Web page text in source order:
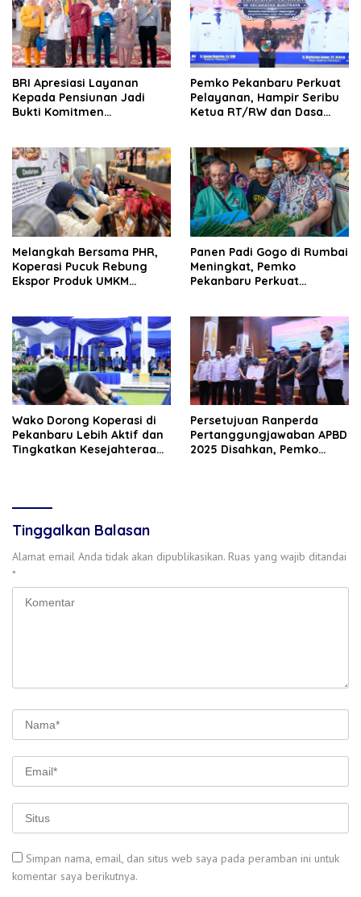
BRI Apresiasi Layanan
Kepada Pensiunan Jadi
Bukti Komitmen
Pemko Pekanbaru Perkuat
Pelayanan, Hampir Seribu
Ketua RT/RW dan Dasa
Melangkah Bersama PHR,
Koperasi Pucuk Rebung
Ekspor Produk UMKM
Panen Padi Gogo di Rumbai
Meningkat, Pemko
Pekanbaru Perkuat
Wako Dorong Koperasi di
Pekanbaru Lebih Aktif dan
Tingkatkan Kesejahteraan
Persetujuan Ranperda
Pertanggungjawaban APBD
2025 Disahkan, Pemko
Tinggalkan Balasan
Alamat email Anda tidak akan dipublikasikan. Ruas yang wajib ditandai
*
Simpan nama, email, dan situs web saya pada peramban ini untuk
komentar saya berikutnya.